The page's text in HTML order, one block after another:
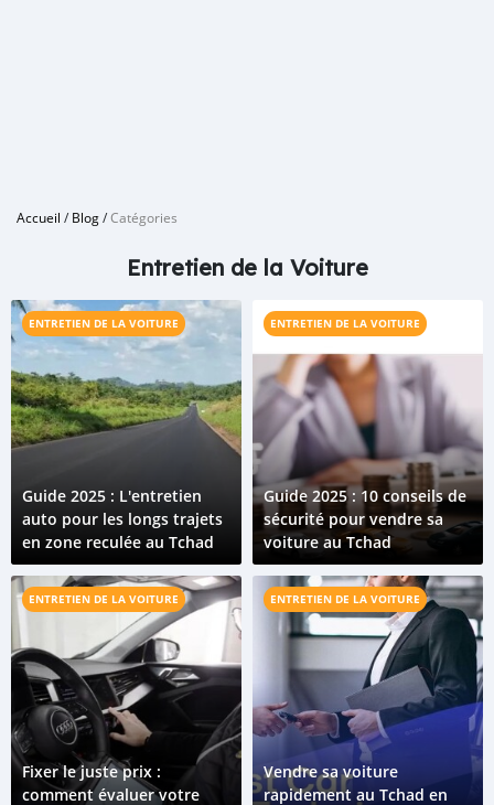
Accueil /Blog/Catégories
Entretien de la Voiture
ENTRETIEN DE LA VOITURE
Guide 2025 : L'entretien
auto pour les longs trajets
en zone reculée au Tchad
ENTRETIEN DE LA VOITURE
Guide 2025 : 10 conseils de
sécurité pour vendre sa
voiture au Tchad
ENTRETIEN DE LA VOITURE
Fixer le juste prix :
comment évaluer votre
ENTRETIEN DE LA VOITURE
Vendre sa voiture
rapidement au Tchad en